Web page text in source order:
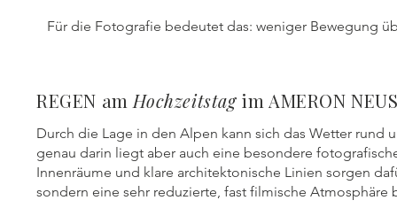
Für die Fotografie bedeutet das: weniger Bewegung
REGEN am Hochzeitstagim AMERON
Durch die Lage in den Alpen kann sich das Wetter rund
genau darin liegt aber auch eine besondere
Innenräume und klare architektonische Linien sorgen
sondern eine sehr reduzierte, fast filmische Atmosphäre